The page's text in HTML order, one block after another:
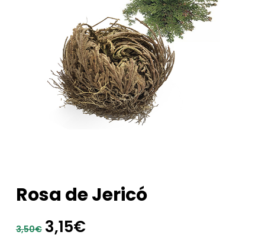
Rosa de Jericó
3,50€ El
3,15€El